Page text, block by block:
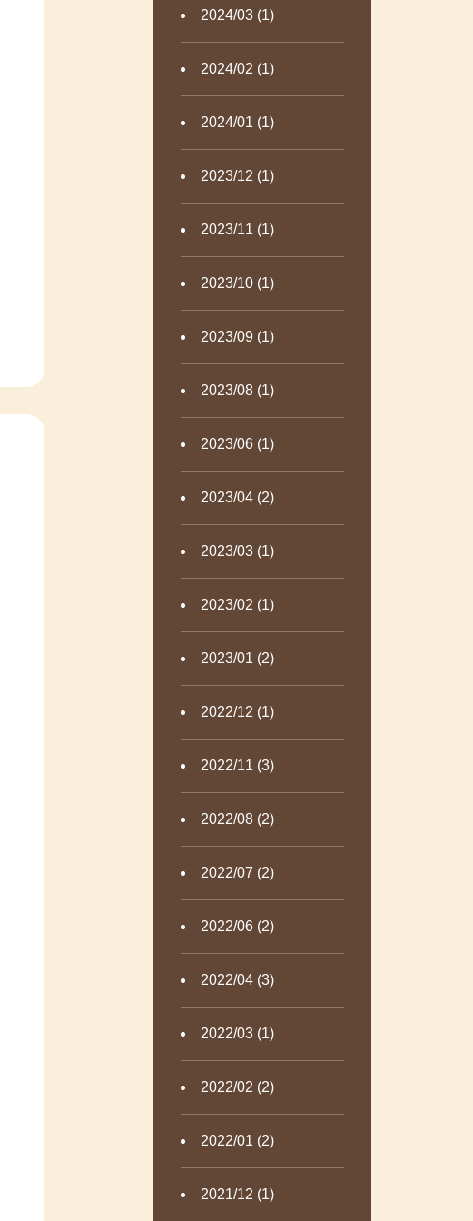
2024/03 (1)
2024/02 (1)
2024/01 (1)
2023/12 (1)
2023/11 (1)
2023/10 (1)
2023/09 (1)
2023/08 (1)
2023/06 (1)
2023/04 (2)
2023/03 (1)
2023/02 (1)
2023/01 (2)
2022/12 (1)
2022/11 (3)
2022/08 (2)
2022/07 (2)
2022/06 (2)
2022/04 (3)
2022/03 (1)
2022/02 (2)
2022/01 (2)
2021/12 (1)